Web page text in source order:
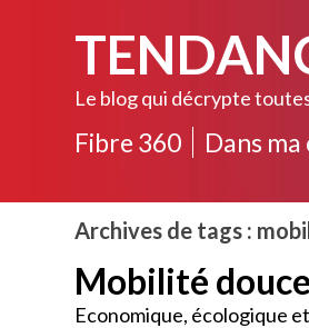
Le blog qui décrypte
Fibre 360 Dans
Archives de tags :
Mobilité
Economique, écologique